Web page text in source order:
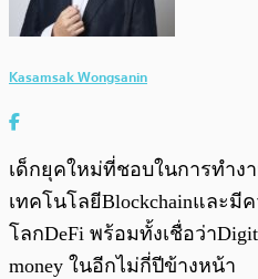
Kasamsak Wongsanin
เด็กยุคใหม่ที่ชอบในการทำง
เทคโนโลยีBlockchainและ
โลกDeFi พร้อมทั้งเชื่อว่า
money ในอีกไม่กี่ปีข้างหน้า